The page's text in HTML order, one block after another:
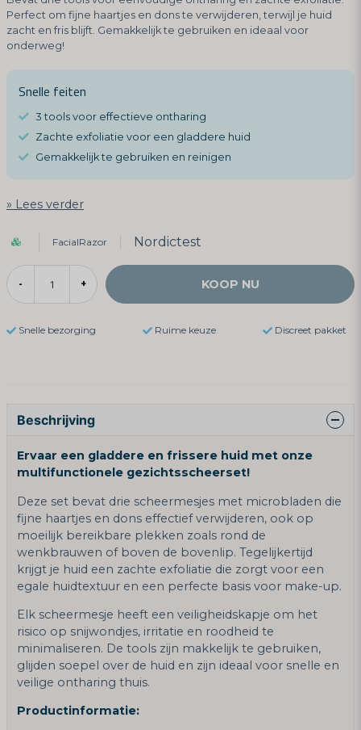
Perfect om fijne haartjes en dons te verwijderen, terwijl je huid
zacht en fris blijft. Gemakkelijk te gebruiken en ideaal voor
onderweg!
Snelle feiten
3 tools voor effectieve ontharing
Zachte exfoliatie voor een gladdere huid
Gemakkelijk te gebruiken en reinigen
Lees verder
FacialRazor Nordictest
- + KOOP NU
Snelle bezorging Ruime keuze Discreet pakket
Beschrijving
Ervaar een gladdere en frissere huid met onze
multifunctionele gezichtsscheerset!
Deze set bevat drie scheermesjes met microbladen die
fijne haartjes en dons effectief verwijderen, ook op
moeilijk bereikbare plekken zoals rond de
wenkbrauwen of boven de bovenlip. Tegelijkertijd
krijgt je huid een zachte exfoliatie die zorgt voor een
egale huidtextuur en een perfecte basis voor make-up.
Elk scheermesje heeft een veiligheidskapje om het
risico op snijwondjes, irritatie en roodheid te
minimaliseren. De tools zijn makkelijk te gebruiken,
glijden soepel over de huid en zijn ideaal voor snelle en
veilige ontharing thuis.
Productinformatie: